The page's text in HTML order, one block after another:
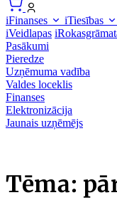
iFinanses iTiesības
iVeidlapas
Pasākumi
Pieredze
Uzņēmuma vadība
Valdes loceklis
Finanses
Elektronizācija
Jaunais uzņēmējs
Tēma: